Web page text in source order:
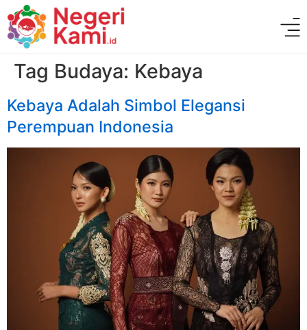
Tag Budaya: Kebaya
Kebaya Adalah Simbol Elegansi
Perempuan Indonesia